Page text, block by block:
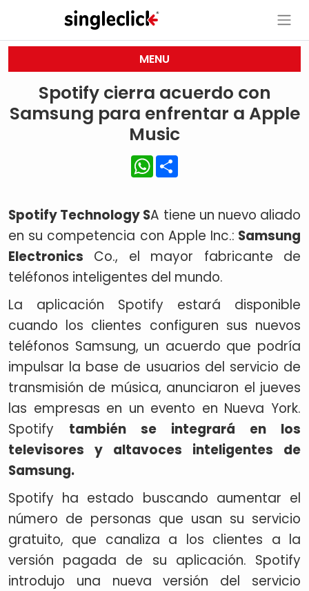
MENU
Spotify cierra acuerdo con
Samsung para enfrentar a Apple
Music
WhatsApp
Spotify Technology SA tiene un nuevo aliado
en su competencia con Apple Inc.: Samsung
Electronics Co., el mayor fabricante de
teléfonos inteligentes del mundo.
La aplicación Spotify estará disponible
cuando los clientes configuren sus nuevos
teléfonos Samsung, un acuerdo que podría
impulsar la base de usuarios del servicio de
transmisión de música, anunciaron el jueves
las empresas en un evento en Nueva York.
Spotify también se integrará en los
televisores y altavoces inteligentes de
Samsung.
Spotify ha estado buscando aumentar el
número de personas que usan su servicio
gratuito, que canaliza a los clientes a la
versión pagada de su aplicación. Spotify
introdujo una nueva versión del servicio